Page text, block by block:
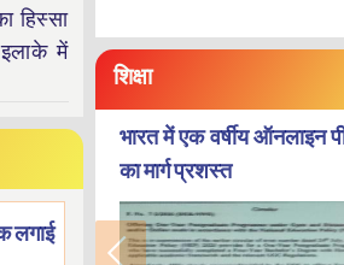
हिस्सा
में
लगाई
शिक्षा
भारत में एक वर्षीय ऑनलाइन
का मार्ग प्रशस्त